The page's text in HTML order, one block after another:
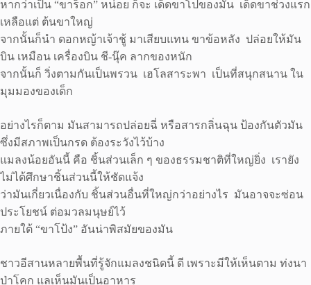
หากว่าเป็น “ขาร็อก” หน่อย ก็จะ เด็ดขาโปของมัน เด็ดขาช่วงแรก
เหลือแต่ ต้นขาใหญ่
จากนั้นก็นำ ดอกหญ้าเจ้าชู้ มาเสียบแทน ขาข้อหลัง ปล่อยให้มัน
บิน เหมือน เครื่องบิน ชี-นุ๊ค ลากของหนัก
จากนั้นก็ วิ่งตามกันเป็นพรวน เฮโลสาระพา เป็นที่สนุกสนาน ใน
มุมมองของเด็ก
อย่างไรก็ตาม มันสามารถปล่อยฉี่ หรือสารกลิ่นฉุน ป้องกันตัวมัน
ซึ่งมีสภาพเป็นกรด ต้องระวังไว้บ้าง
แมลงน้อยอันนี้ คือ ชิ้นส่วนเล็ก ๆ ของธรรมชาติที่ใหญ่ยิ่ง เรายัง
ไม่ได้ศึกษาชิ้นส่วนนี้ให้ชัดแจ้ง
ว่ามันเกี่ยวเนื่องกับ ชิ้นส่วนอื่นที่ใหญ่กว่าอย่างไร มันอาจจะซ่อน
ประโยชน์ ต่อมวลมนุษย์ไว้
ภายใต้ “ขาโป้ง” อันน่าพิสมัยของมัน
ชาวอีสานหลายพื้นที่รู้จักแมลงชนิดนี้ ดี เพราะมีให้เห็นตาม ท่งนา
ป่าโคก แลเห็นมันเป็นอาหาร